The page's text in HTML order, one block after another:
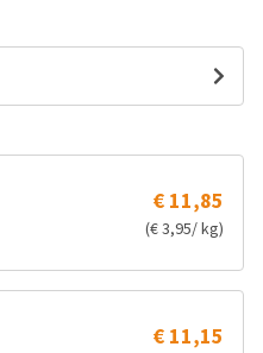
€ 11,85
(€ 3,95/ kg)
€ 11,15